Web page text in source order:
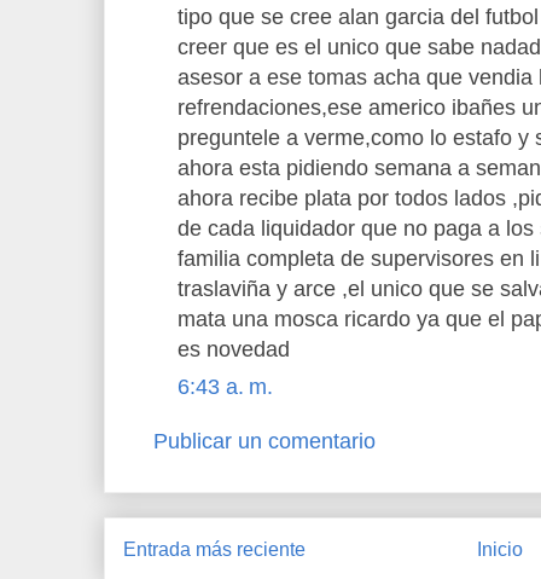
tipo que se cree alan garcia del
creer que es el unico que sabe
asesor a ese tomas acha que vendia
refrendaciones,ese americo ibañes
preguntele a verme,como lo estafo y
ahora esta pidiendo semana a
ahora recibe plata por todos lados
de cada liquidador que no paga a
familia completa de supervisores en
traslaviña y arce ,el unico que se
mata una mosca ricardo ya que el
es novedad
6:43 a. m.
Publicar un comentario
Entrada más reciente Inicio